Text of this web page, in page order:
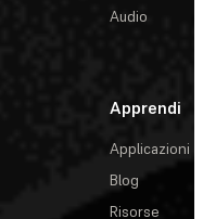
Audio
Apprendi
Applicazioni
Blog
Risorse